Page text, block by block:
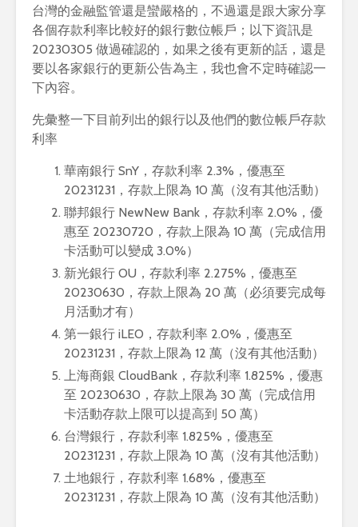
台灣的金融監管還是蠻嚴格的，不過還是跟大家分享
各個存款利率比較好的銀行數位帳戶；以下資訊是
20230305 做過確認的，如果之後有更新的話，還是
要以各家銀行的更新公告為主，我也會不定時確認一
下內容。
先彙整一下目前列出的銀行以及他們的數位帳戶存款
利率
華南銀行 SnY，存款利率 2.3%，優惠至
20231231，存款上限為 10 萬（沒有其他活動）
聯邦銀行 NewNew Bank，存款利率 2.0%，優
惠至 20230720，存款上限為 10 萬（完成信用
卡活動可以變成 3.0%）
新光銀行 OU，存款利率 2.275%，優惠至
20230630，存款上限為 20 萬（必須要完成每
月活動才有）
第一銀行 iLEO，存款利率 2.0%，優惠至
20231231，存款上限為 12 萬（沒有其他活動）
上海商銀 CloudBank，存款利率 1.825%，優惠
至 20230630，存款上限為 30 萬（完成信用
卡活動存款上限可以提高到 50 萬）
台灣銀行，存款利率 1.825%，優惠至
20231231，存款上限為 10 萬（沒有其他活動）
土地銀行，存款利率 1.68%，優惠至
20231231，存款上限為 10 萬（沒有其他活動）